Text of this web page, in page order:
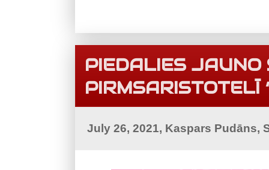
PIEDALIES JAUNO
PIRMSARISTOTELĪ
July 26, 2021, Kaspars Pudāns,